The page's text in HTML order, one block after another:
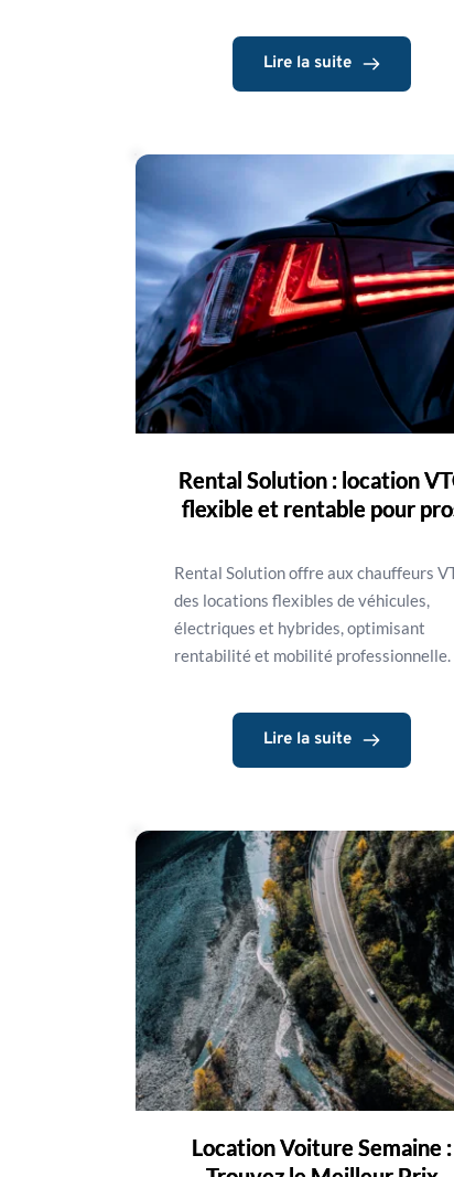
Lire la suite
Rental Solution : location
flexible et rentable pour
Rental Solution offre aux chauffeurs
des locations flexibles de véhicules,
électriques et hybrides, optimisant
rentabilité et mobilité professionnelle.
Lire la suite
Location Voiture Semaine :